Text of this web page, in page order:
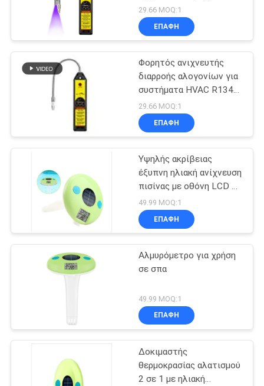
PRIVACY
POLICY
Ελεγκτής
εδαφολογικής
υγρασίας
84
χέρι - κρατημένο
refractometer
μετρητής νερού
tds
29.66 MOQ:1
ΕΠΑΦΉ
Φορητός ανιχνευτής
διαρροής αλογονίων για
συστήματα HVAC R134a
R404A
29.66 MOQ:1
ΕΠΑΦΉ
Υψηλής ακρίβειας
έξυπνη ηλιακή ανίχνευση
πισίνας με οθόνη LCD σε
πράσινο
49.99 MOQ:1
ΕΠΑΦΉ
Αλμυρόμετρο για χρήση
σε σπα
49.99 MOQ:1
ΕΠΑΦΉ
Δοκιμαστής
θερμοκρασίας αλατισμού
2 σε 1 με ηλιακή